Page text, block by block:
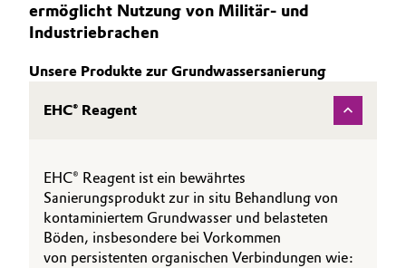
ermöglicht Nutzung von Militär- und
Industriebrachen
Unsere Produkte zur Grundwassersanierung
EHC® Reagent
EHC® Reagent ist ein bewährtes
Sanierungsprodukt zur in situ Behandlung von
kontaminiertem Grundwasser und belasteten
Böden, insbesondere bei Vorkommen
von persistenten organischen Verbindungen wie: